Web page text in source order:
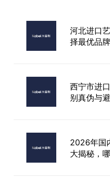
河北进口
择最优品
西宁市进
别真伪与
2026年国
大揭秘，